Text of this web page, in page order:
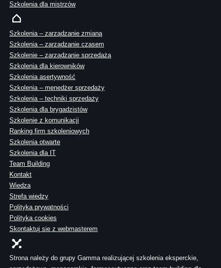
Szkolenia dla mistrzów
Szkolenia – zarządzanie zmianą
Szkolenia – zarządzanie czasem
Szkolenie – zarządzanie sprzedażą
Szkolenia dla kierowników
Szkolenia asertywność
Szkolenia – menedżer sprzedaży
Szkolenia – techniki sprzedaży
Szkolenia dla brygadzistów
Szkolenie z komunikacji
Ranking firm szkoleniowych
Szkolenia otwarte
Szkolenia dla IT
Team Building
Kontakt
Wiedza
Strefa wiedzy
Polityka prywatności
Polityka cookies
Skontaktuj sie z webmasterem
Strona należy do grupy Gamma realizującej szkolenia eksperckie,